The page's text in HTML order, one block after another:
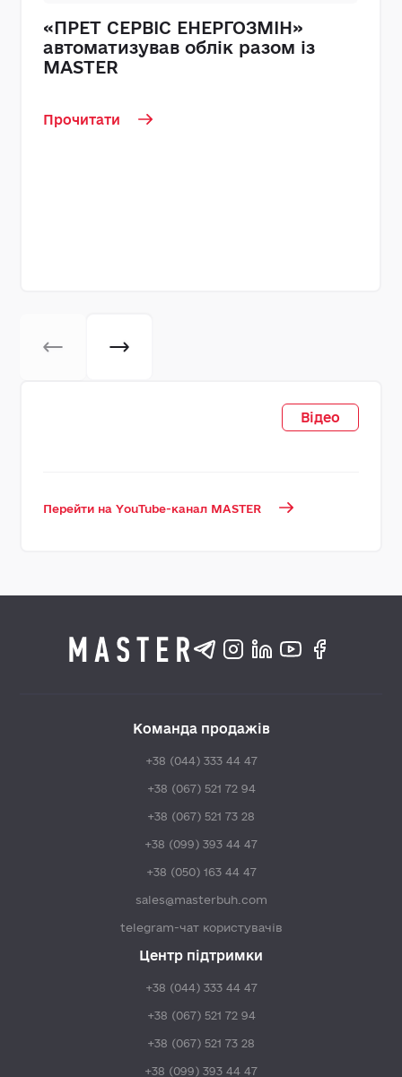
«ПРЕТ СЕРВІС ЕНЕРГОЗМІН»
автоматизував облік разом із
MASTER
Прочитати
Відео
Перейти на YouTube-канал MASTER
Команда продажів
+38 (044) 333 44 47
+38 (067) 521 72 94
+38 (067) 521 73 28
+38 (099) 393 44 47
+38 (050) 163 44 47
sales@masterbuh.com
telegram-чат користувачів
Центр підтримки
+38 (044) 333 44 47
+38 (067) 521 72 94
+38 (067) 521 73 28
+38 (099) 393 44 47